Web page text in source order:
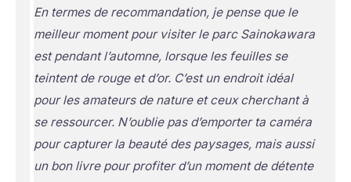
En termes de recommandation, je pense que le
meilleur moment pour visiter le parc Sainokawara
est pendant l’automne, lorsque les feuilles se
teintent de rouge et d’or. C’est un endroit idéal
pour les amateurs de nature et ceux cherchant à
se ressourcer. N’oublie pas d’emporter ta caméra
pour capturer la beauté des paysages, mais aussi
un bon livre pour profiter d’un moment de détente